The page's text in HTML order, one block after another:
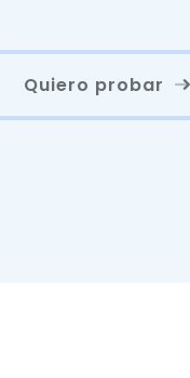
Quiero probar